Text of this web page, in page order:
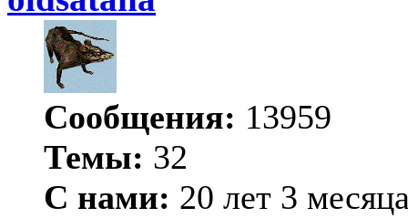
Сообщения: 13959
Темы: 32
С нами: 20 лет 3